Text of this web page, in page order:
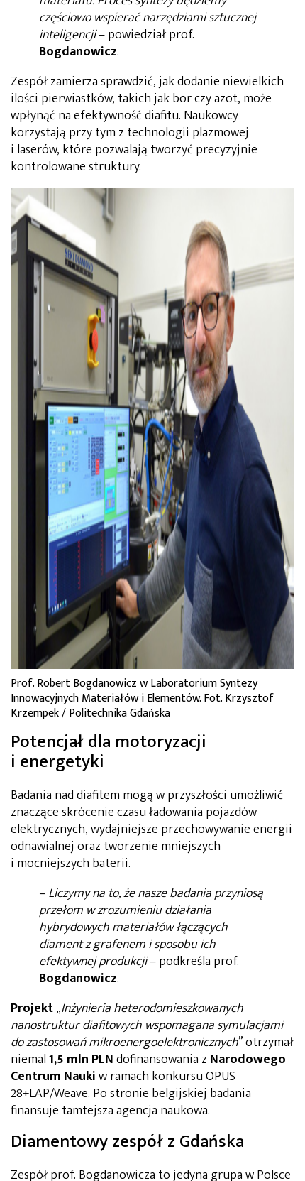
częściowo wspierać narzędziami sztucznej
inteligencji– powiedział prof.
Bogdanowicz.
Zespół zamierza sprawdzić, jak dodanie niewielkich
ilości pierwiastków, takich jak bor czy azot, może
wpłynąć na efektywność diafitu. Naukowcy
korzystają przy tym z technologii plazmowej
i laserów, które pozwalają tworzyć precyzyjnie
kontrolowane struktury.
Prof. Robert Bogdanowicz w Laboratorium Syntezy
Innowacyjnych Materiałów i Elementów. Fot. Krzysztof
Krzempek / Politechnika Gdańska
Potencjał dla motoryzacji
i energetyki
Badania nad diafitem mogą w przyszłości umożliwić
znaczące skrócenie czasu ładowania pojazdów
elektrycznych, wydajniejsze przechowywanie energii
odnawialnej oraz tworzenie mniejszych
i mocniejszych baterii.
–Liczymy na to, że nasze badania przyniosą
przełom w zrozumieniu działania
hybrydowych materiałów łączących
diament z grafenem i sposobu ich
efektywnej produkcji– podkreśla prof.
Bogdanowicz.
Projekt„Inżynieria heterodomieszkowanych
nanostruktur diafitowych wspomagana symulacjami
do zastosowań mikroenergoelektronicznych” otrzymał
niemal1,5 mln PLNdofinansowania z Narodowego
Centrum Naukiw ramach konkursu OPUS
28+LAP/Weave. Po stronie belgijskiej badania
finansuje tamtejsza agencja naukowa.
Diamentowy zespół z Gdańska
Zespół prof. Bogdanowicza to jedyna grupa w Polsce